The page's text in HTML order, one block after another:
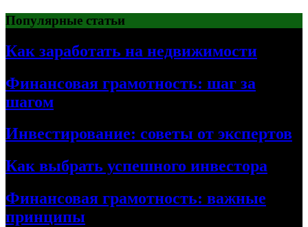
Перейти
к
содержимому
Популярные статьи
Как заработать на недвижимости
Финансовая грамотность: шаг за
шагом
Инвестирование: советы от экспертов
Как выбрать успешного инвестора
Финансовая грамотность: важные
принципы